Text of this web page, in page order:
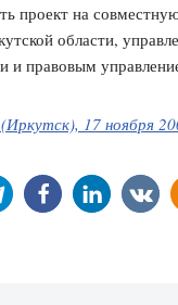
проект на
области,
и правовым
17 ноября